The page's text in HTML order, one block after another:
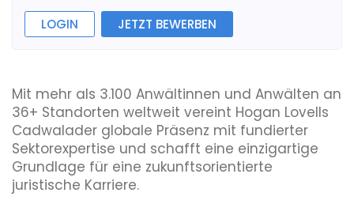
LOGIN JETZT BEWERBEN
Mit mehr als 3.100 Anwältinnen und Anwälten an
36+ Standorten weltweit vereint Hogan Lovells
Cadwalader globale Präsenz mit fundierter
Sektorexpertise und schafft eine einzigartige
Grundlage für eine zukunftsorientierte
juristische Karriere.